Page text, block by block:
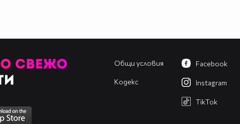
Общи условия
Кодекс
Facebook
Instagram
TikTok